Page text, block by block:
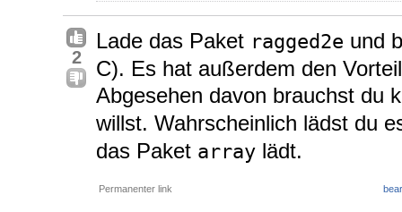
2
Lade das Paket ragged2e und
C). Es hat außerdem den
Abgesehen davon brauchst du
willst. Wahrscheinlich lädst du
das Paket array lädt.
Permanenter link